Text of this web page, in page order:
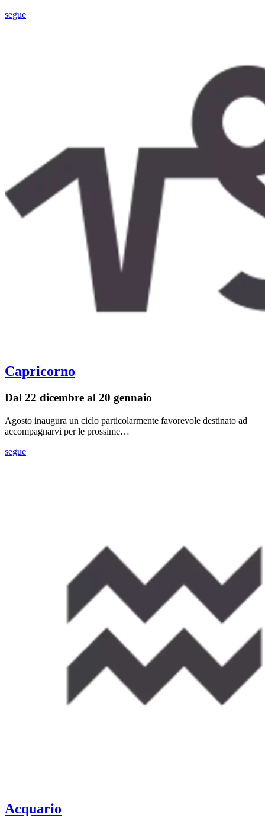
segue
Capricorno
Dal 22 dicembre al 20 gennaio
Agosto inaugura un ciclo particolarmente favorevole destinato ad
accompagnarvi per le prossime…
segue
Acquario